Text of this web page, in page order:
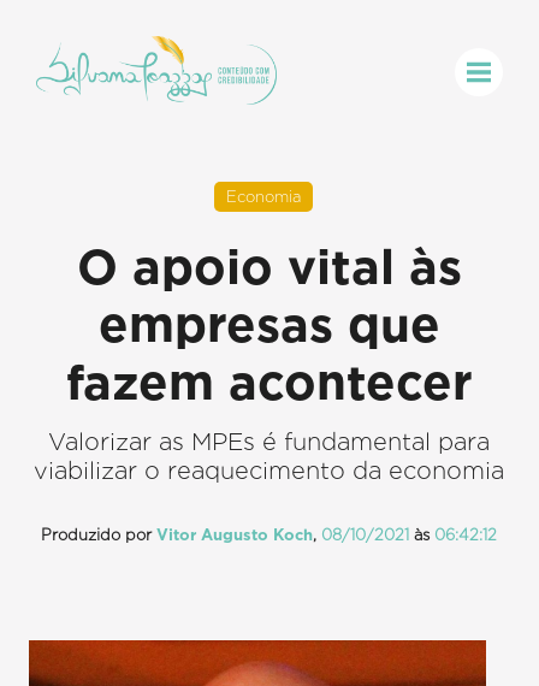
Economia
O apoio vital às
empresas que
fazem acontecer
Valorizar as MPEs é fundamental para
viabilizar o reaquecimento da economia
Produzido porVitor Augusto Koch, 08/10/2021 às 06:42:12